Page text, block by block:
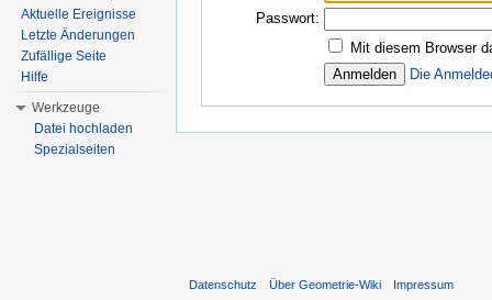
Passwort:
Mit diesem Browser
Die
Aktuelle Ereignisse
Letzte Änderungen
Zufällige Seite
Hilfe
Werkzeuge
Datei hochladen
Spezialseiten
Datenschutz Über Geometrie-Wiki Impressum